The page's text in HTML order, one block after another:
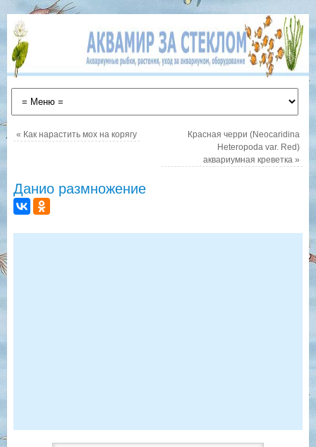
« Как нарастить мох на корягу
Красная черри (Neocaridina
Heteropoda var. Red)
аквариумная креветка»
Данио размножение